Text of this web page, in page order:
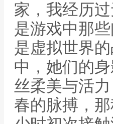
家，我经历
是游戏中那
是虚拟世界
中，她们的
丝柔美与活
春的脉搏，